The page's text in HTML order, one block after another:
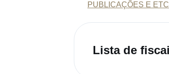
PUBLICAÇÕES E ETC